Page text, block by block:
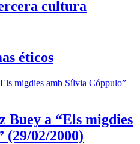
cultura
éticos
Buey a “Els migdies
(29/02/2000)